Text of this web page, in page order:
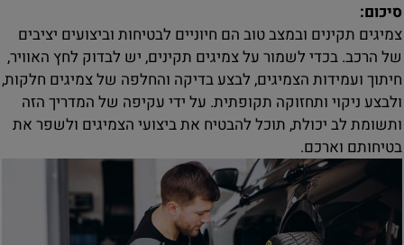
סיכום:
צמיגים תקינים ובמצב טוב הם חיוניים לבטיחות וביצועים יציבים
של הרכב. בכדי לשמור על צמיגים תקינים, יש לבדוק לחץ האוויר,
חיתוך ועמידות הצמיגים, לבצע בדיקה והחלפה של צמיגים חלקות,
ולבצע ניקוי ותחזוקה תקופתית. על ידי עקיפה של המדריך הזה
ותשומת לב יכולת, תוכל להבטיח את ביצועי הצמיגים ולשפר את
בטיחותם וארכם.